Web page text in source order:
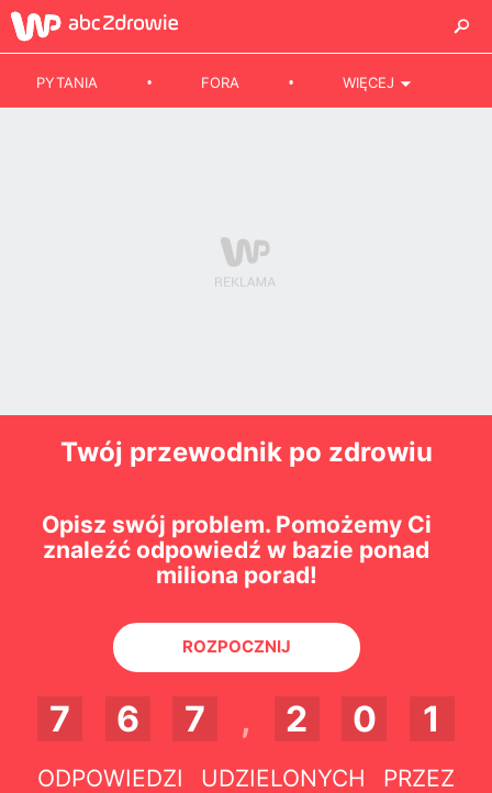
PYTANIA FORA WIĘCEJ
Twój przewodnik po zdrowiu
Opisz swój problem. Pomożemy Ci
znaleźć odpowiedź w bazie ponad
miliona porad!
ROZPOCZNIJ
7 6 7 , 2 0 1
ODPOWIEDZI UDZIELONYCH PRZEZ